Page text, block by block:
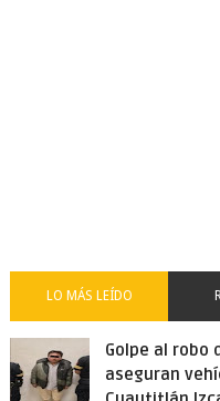
LO MÁS LEÍDO
Golpe al robo
aseguran